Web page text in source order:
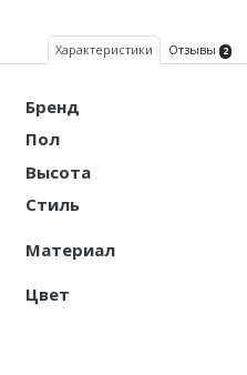
Характеристики Отзывы 2
Бренд
Пол
Высота
Стиль
Материал
Цвет